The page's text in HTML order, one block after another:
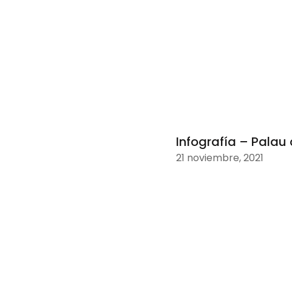
Infografía – Palau
21 noviembre, 2021